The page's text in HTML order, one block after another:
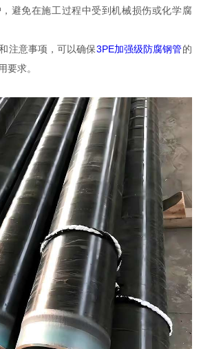
避免在施工过程中受到机械损伤或化学腐
注意事项，可以确保3PE加强级防腐钢管的
要求。